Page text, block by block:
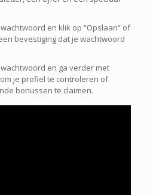
en klik op “Opslaan” of
bevestiging dat je wachtwoord
en ga verder met
je profiel te controleren of
bonussen te claimen.